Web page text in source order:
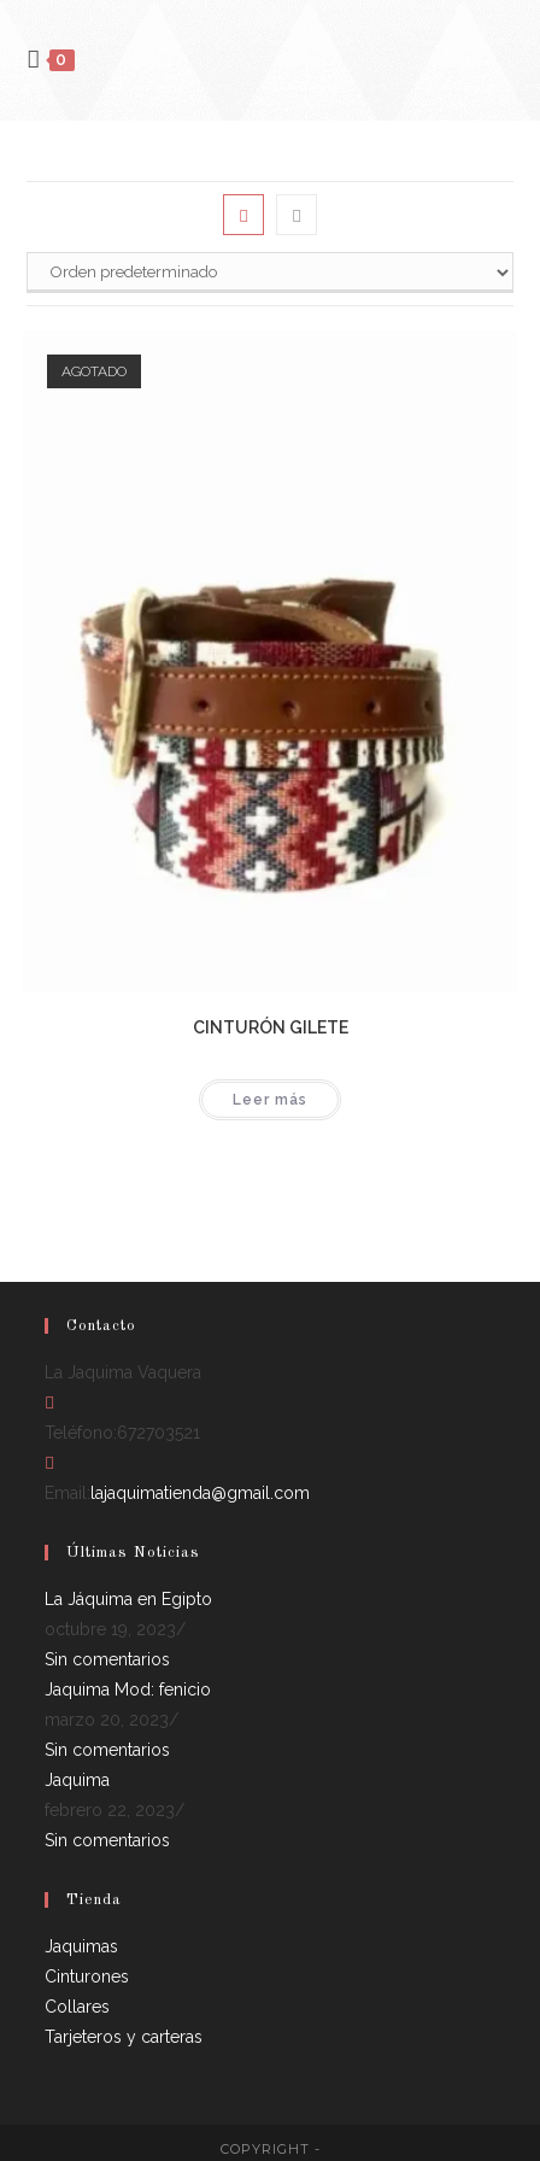
0
AGOTADO
CINTURÓN GILETE
Leer más
Contacto
La Jaquima Vaquera
Teléfono:672703521
Email: lajaquimatienda@gmail.com
Últimas Noticias
La Jáquima en Egipto
octubre 19, 2023/
Sin comentarios
Jaquima Mod: fenicio
marzo 20, 2023/
Sin comentarios
Jaquima
febrero 22, 2023/
Sin comentarios
Tienda
Jaquimas
Cinturones
Collares
Tarjeteros y carteras
COPYRIGHT -